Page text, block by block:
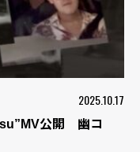
2025.10.17
公開 幽コ